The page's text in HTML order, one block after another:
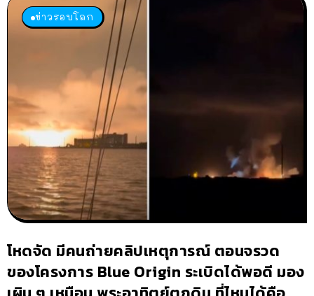
ข่าวรอบโลก
โหดจัด มีคนถ่ายคลิปเหตุการณ์ ตอนจรวด
ของโครงการ Blue Origin ระเบิดได้พอดี มอง